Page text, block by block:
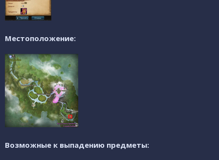
Местоположение:
Возможные к выпадению предметы: